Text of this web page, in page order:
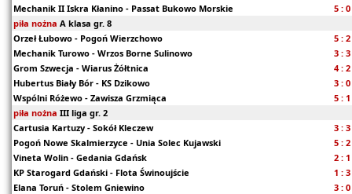
Mechanik II Iskra Kłanino - Passat Bukowo Morskie
5 : 0
piła nożna A klasa gr. 8
Orzeł Łubowo - Pogoń Wierzchowo
5 : 2
Mechanik Turowo - Wrzos Borne Sulinowo
3 : 3
Grom Szwecja - Wiarus Żółtnica
4 : 2
Hubertus Biały Bór - KS Dzikowo
3 : 0
Wspólni Różewo - Zawisza Grzmiąca
5 : 1
piła nożna III liga gr. 2
Cartusia Kartuzy - Sokół Kleczew
3 : 3
Pogoń Nowe Skalmierzyce - Unia Solec Kujawski
5 : 2
Vineta Wolin - Gedania Gdańsk
2 : 1
KP Starogard Gdański - Flota Świnoujście
1 : 3
Elana Toruń - Stolem Gniewino
3 : 0